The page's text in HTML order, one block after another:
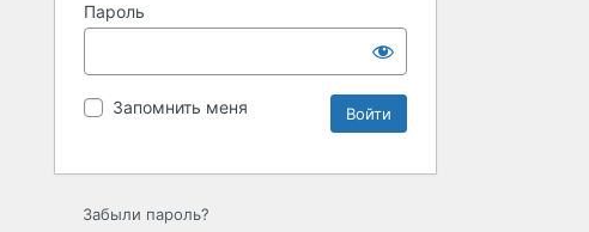
Пароль
Запомнить меня
Забыли пароль?